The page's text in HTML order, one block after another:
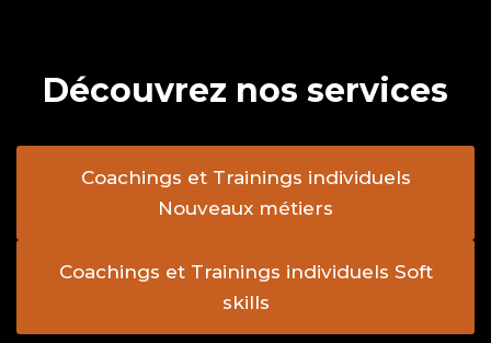
Découvrez nos services
Coachings et Trainings individuels
Nouveaux métiers
Coachings et Trainings individuels Soft
skills